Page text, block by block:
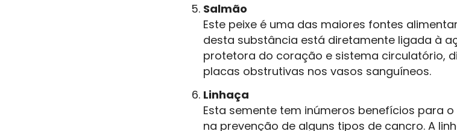
Salmão
Este peixe é uma das maiores fontes
desta substância está diretamente ligada à
protetora do coração e sistema circulatório,
placas obstrutivas nos vasos sanguíneos.
Linhaça
Esta semente tem inúmeros benefícios para
na prevenção de alguns tipos de cancro. A